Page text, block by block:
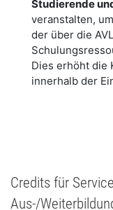
Studierende
veranstalten,
der über die
Dies erhöht die
innerhalb der
​Credits für
Aus-/